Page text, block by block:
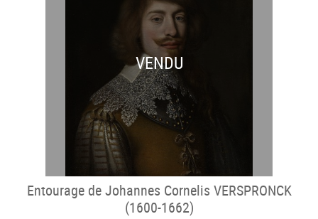
VENDU
Entourage de Johannes Cornelis VERSPRONCK
(1600-1662)